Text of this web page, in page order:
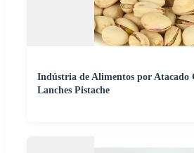
Indústria de Alimentos por Atacado
Lanches Pistache